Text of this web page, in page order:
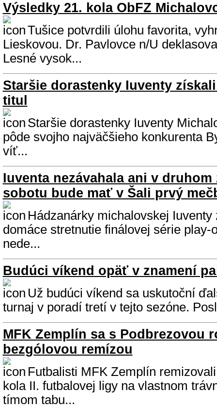
Výsledky 21. kola ObFZ
Tušice potvrdili úlohu favorita,
Lieskovou. Dr. Pavlovce n/U
Lesné vysok...
Staršie dorastenky Iuventy
titul
Staršie dorastenky Iuventy
pôde svojho najväčšieho konkurenta
víť...
Iuventa nezávahala ani v druhom
sobotu bude mať v Šali prvý
Hádzanárky michalovskej Iuventy
domáce stretnutie finálovej série play-
nede...
Budúci víkend opäť v znamení
Už budúci víkend sa uskutoční
turnaj v poradí tretí v tejto sezóne.
MFK Zemplín sa s Podbrezovou
bezgólovou remízou
Futbalisti MFK Zemplín
kola II. futbalovej ligy na vlastnom
tímom tabu...